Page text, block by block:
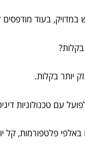
במדויק, בעוד מודפסים
יותר בקלות.
באלפי פלטפורמות,